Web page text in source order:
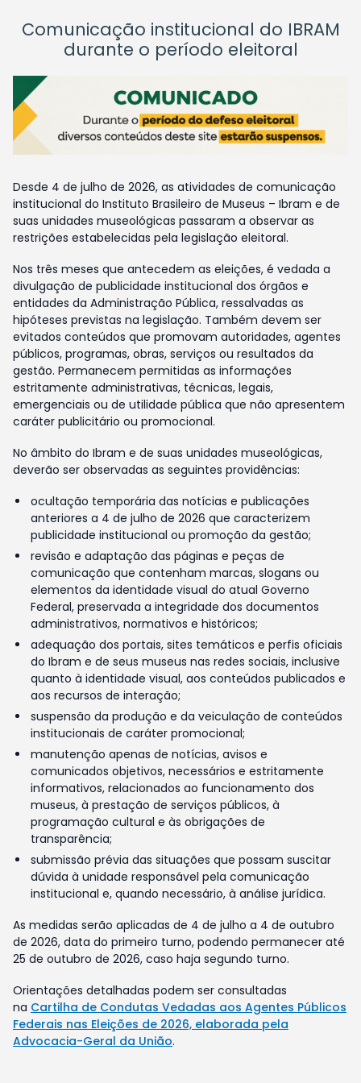
Comunicação institucional do IBRAM
durante o período eleitoral
Desde 4 de julho de 2026, as atividades de comunicação
institucional do Instituto Brasileiro de Museus – Ibram e de
suas unidades museológicas passaram a observar as
restrições estabelecidas pela legislação eleitoral.
Nos três meses que antecedem as eleições, é vedada a
divulgação de publicidade institucional dos órgãos e
entidades da Administração Pública, ressalvadas as
hipóteses previstas na legislação. Também devem ser
evitados conteúdos que promovam autoridades, agentes
públicos, programas, obras, serviços ou resultados da
gestão. Permanecem permitidas as informações
estritamente administrativas, técnicas, legais,
emergenciais ou de utilidade pública que não apresentem
caráter publicitário ou promocional.
No âmbito do Ibram e de suas unidades museológicas,
deverão ser observadas as seguintes providências:
ocultação temporária das notícias e publicações
anteriores a 4 de julho de 2026 que caracterizem
publicidade institucional ou promoção da gestão;
revisão e adaptação das páginas e peças de
comunicação que contenham marcas, slogans ou
elementos da identidade visual do atual Governo
Federal, preservada a integridade dos documentos
administrativos, normativos e históricos;
adequação dos portais, sites temáticos e perfis oficiais
do Ibram e de seus museus nas redes sociais, inclusive
quanto à identidade visual, aos conteúdos publicados e
aos recursos de interação;
suspensão da produção e da veiculação de conteúdos
institucionais de caráter promocional;
manutenção apenas de notícias, avisos e
comunicados objetivos, necessários e estritamente
informativos, relacionados ao funcionamento dos
museus, à prestação de serviços públicos, à
programação cultural e às obrigações de
transparência;
submissão prévia das situações que possam suscitar
dúvida à unidade responsável pela comunicação
institucional e, quando necessário, à análise jurídica.
As medidas serão aplicadas de 4 de julho a 4 de outubro
de 2026, data do primeiro turno, podendo permanecer até
25 de outubro de 2026, caso haja segundo turno.
Orientações detalhadas podem ser consultadas
na Cartilha de Condutas Vedadas aos Agentes Públicos
Federais nas Eleições de 2026, elaborada pela
Advocacia-Geral da União.